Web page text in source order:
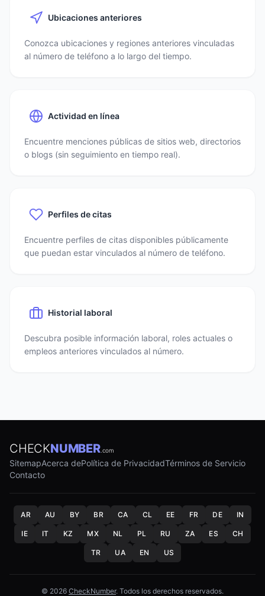
Ubicaciones anteriores
Conozca ubicaciones y regiones anteriores vinculadas
al número de teléfono a lo largo del tiempo.
Actividad en línea
Encuentre menciones públicas de sitios web, directorios
o blogs (sin seguimiento en tiempo real).
Perfiles de citas
Encuentre perfiles de citas disponibles públicamente
que puedan estar vinculados al número de teléfono.
Historial laboral
Descubra posible información laboral, roles actuales o
empleos anteriores vinculados al número.
CHECKNUMBER.com
SitemapAcerca dePolítica de PrivacidadTérminos de Servicio
Contacto
AR AU BY BR CA CL EE FR DE IN
IE IT KZ MX NL PL RU ZA ES CH
TR UA EN US
© 2026 CheckNumber. Todos los derechos reservados.